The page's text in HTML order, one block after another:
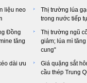
liệu neo
Thị trường lúa
trong nước tiếp
Đồng
tăng
Thị trường ngũ
giảm; lúa mì
cung"
dài ưu
Giá quặng sắt
cầu thép Trung